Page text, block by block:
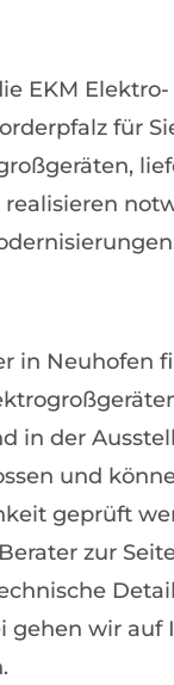
EKM
für
in Neuhofen
in der
und
geprüft
zur
gehen wir auf